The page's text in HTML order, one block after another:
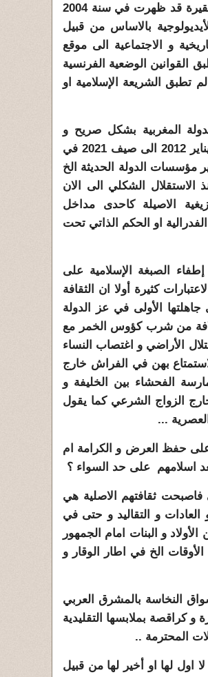
ان فكرة اسلمة الامازيغية و قضيتها الشمولية هي اكذوبة حقيرة قد ظهرت في سنة 2004
بالاساس من قبيل
و الاجتماعية الى موقع
القوانين الوضعية الفرنسية
يوم الناس هذا و لم تطبق الشريعة الإسلامية او
المغربية بشكل صريح و
واقعي خصوصا عندما صعدوا لقيادة الحكومة المغربية منذ يناير 2012 الى صيف 2021 في
مؤسسات الدولة الحديثة الخ
الاستقلال الشكلي الى الان
الاصيلة كاحدى مداخل
او الحكم الذاتي تحت
الصبغة الإسلامية على
كثيرة أولا ان الثقافة
الأولى في عز الدولة
من شرب كؤوس الخمر مع
الأراضي و اغتصاب النساء
بهن في الفراش خارج
الفحشاء بين الخليفة و
الزواج الشرعي كما يقول
...
على حفظ العرض و الكرامة ام
اسلامهم على حد السواء ؟
قد اسلموا منذ 14 قرنا و بالتالي فاصبحت ثقافتهم الاصلية هي
العادات و التقاليد و حتى في
و البنات امام الجمهور
الخ في اطار الوقار و
النخاسة بالمشرق العربي
كراقصة بملابسها التقليدية
المحترمة ..
اول لها او أخير لها من قبيل